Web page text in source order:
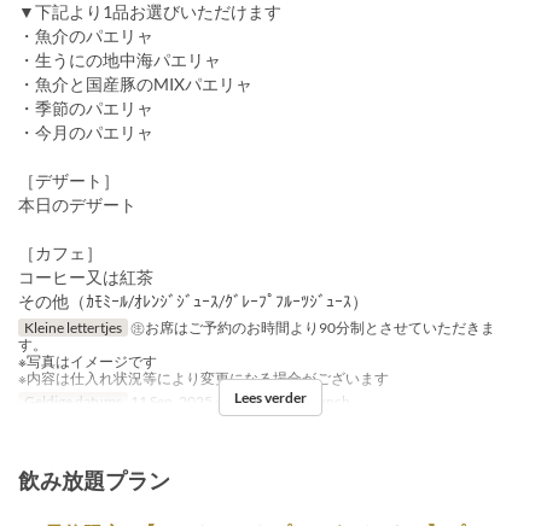
▼下記より1品お選びいただけます
・魚介のパエリャ
・生うにの地中海パエリャ
・魚介と国産豚のMIXパエリャ
・季節のパエリャ
・今月のパエリャ
［デザート］
本日のデザート
［カフェ］
コーヒー又は紅茶
その他（ｶﾓﾐｰﾙ/ｵﾚﾝｼﾞｼﾞｭｰｽ/ｸﾞﾚｰﾌﾟﾌﾙｰﾂｼﾞｭｰｽ）
Kleine lettertjes ㊟お席はご予約のお時間より90分制とさせていただきま
す。
※写真はイメージです
※内容は仕入れ状況等により変更になる場合がございます
Geldige datums
11 Sep, 2025 ~ Maaltijden Lunch
Lees verder
飲み放題プラン